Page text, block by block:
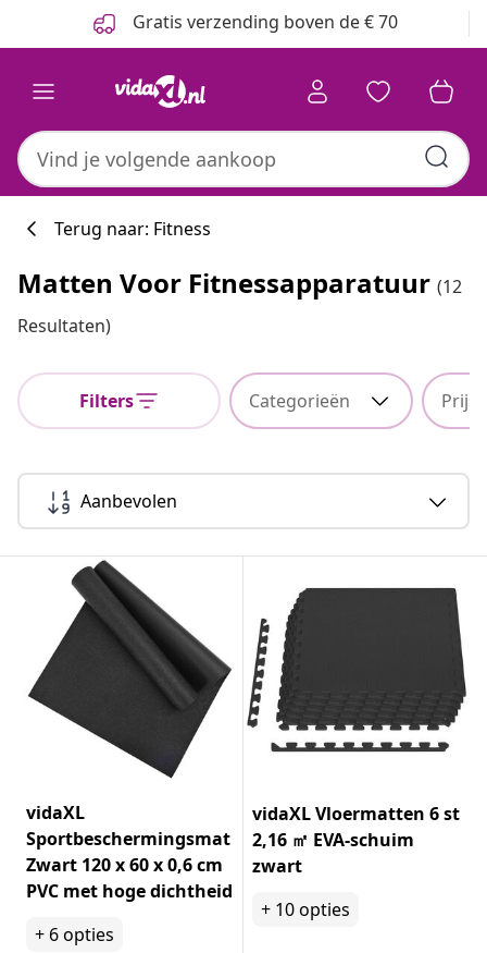
Gratis verzending boven de € 70
Terug naar: Fitness
Matten Voor Fitnessapparatuur (12
Resultaten)
Filters Categorieën Prijs
Aanbevolen
vidaXL
Sportbeschermingsmat
Zwart 120 x 60 x 0,6 cm
PVC met hoge dichtheid
+ 6opties
vidaXL Vloermatten 6 st
2,16 ㎡ EVA-schuim
zwart
+ 10opties